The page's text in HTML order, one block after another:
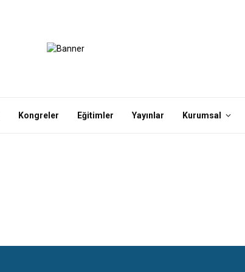
Kongreler Eğitimler Yayınlar Kurumsal